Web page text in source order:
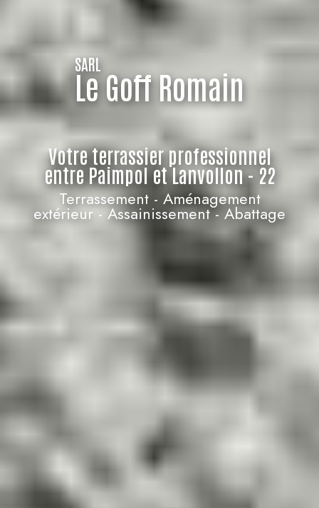
SARL
Le Goff Romain
Votre terrassier professionnel
entre Paimpol et Lanvollon - 22
Terrassement - Aménagement
extérieur - Assainissement - Abattage